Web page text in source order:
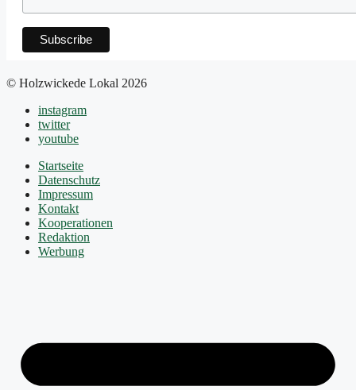
© Holzwickede Lokal 2026
instagram
twitter
youtube
Startseite
Datenschutz
Impressum
Kontakt
Kooperationen
Redaktion
Werbung